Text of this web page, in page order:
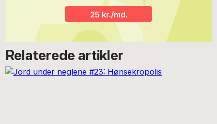
25 kr./md.
Relaterede artikler